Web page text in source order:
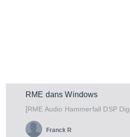
RME dans Windows
[RME Audio Hammerfall DSP
Franck R